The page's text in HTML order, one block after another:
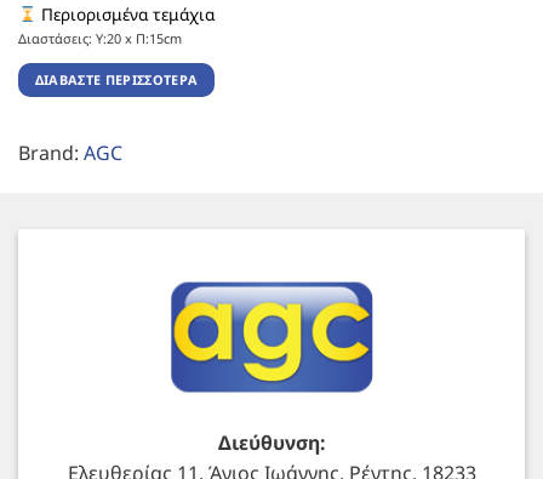
Περιορισμένα τεμάχια
Διαστάσεις: Υ:20 x Π:15cm
ΔΙΑΒΆΣΤΕ ΠΕΡΙΣΣΌΤΕΡΑ
Brand: AGC
Διεύθυνση:
Ελευθερίας 11, Άγιος Ιωάννης, Ρέντης, 18233